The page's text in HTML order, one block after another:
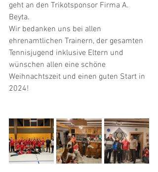
geht an den Trikotsponsor Firma A.
Beyta.
Wir bedanken uns bei allen
ehrenamtlichen Trainern, der gesamten
Tennisjugend inklusive Eltern und
wünschen allen eine schöne
Weihnachtszeit und einen guten Start in
2024!